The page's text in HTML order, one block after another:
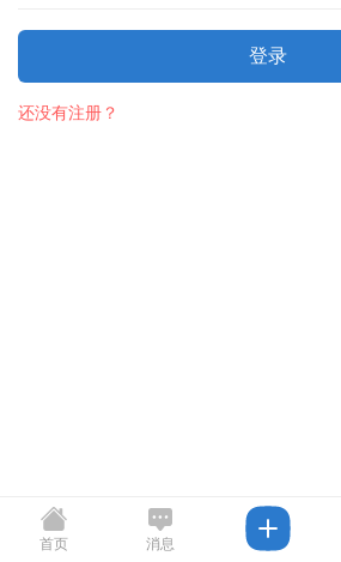
登录
还没有注册？
首页 消息